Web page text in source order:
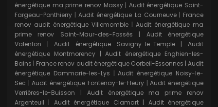
énergétique ma prime renov Massy| Audit énergétique Saint-
Fargeau-Ponthierry |Audit énergétique La Courneuve| France
renov audit énergétique Villemomble | Audit énergétique ma
prime renov Saint-Maur-des-Fossés | Audit énergétique
Valenton |Audit énergétique Savigny-le-Temple|Audit
énergétique Montmorency |Audit énergétique Enghien-les-
Bains | France renov audit énergétique Corbeil-Essonnes | Audit
énergétique Dammarie-les-Lys |Audit énergétique Noisy-le-
Sec |Audit énergétique Fontenay-le-Fleury|Audit énergétique
Verrières-le-Buisson | Audit énergétique ma prime renov
Argenteuil | Audit énergétique Clamart | Audit énergétique